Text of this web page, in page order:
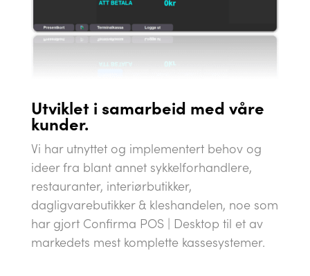
Utviklet i samarbeid med våre
kunder.
Vi har utnyttet og implementert behov og
ideer fra blant annet sykkelforhandlere,
restauranter, interiørbutikker,
dagligvarebutikker & kleshandelen, noe som
har gjort Confirma POS | Desktop til et av
markedets mest komplette kassesystemer.